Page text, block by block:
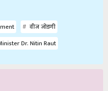
वीज जोडणी
Dr. Nitin Raut